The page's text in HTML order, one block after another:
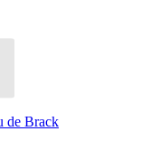
de Brack